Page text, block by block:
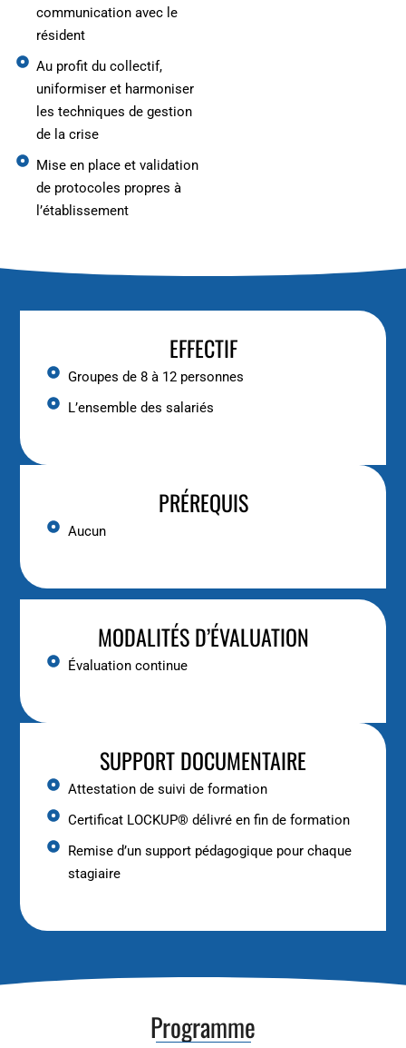
communication avec le
résident
Au profit du collectif,
uniformiser et harmoniser
les techniques de gestion
de la crise
Mise en place et validation
de protocoles propres à
l’établissement
EFFECTIF
Groupes de 8 à 12 personnes
L’ensemble des salariés
PRÉREQUIS
Aucun
MODALITÉS D’ÉVALUATION
Évaluation continue
SUPPORT DOCUMENTAIRE
Attestation de suivi de formation
Certificat LOCKUP® délivré en fin de formation
Remise d’un support pédagogique pour chaque
stagiaire
Programme